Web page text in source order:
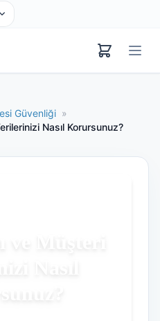
Güvenliği »
Nasıl Korursunuz?